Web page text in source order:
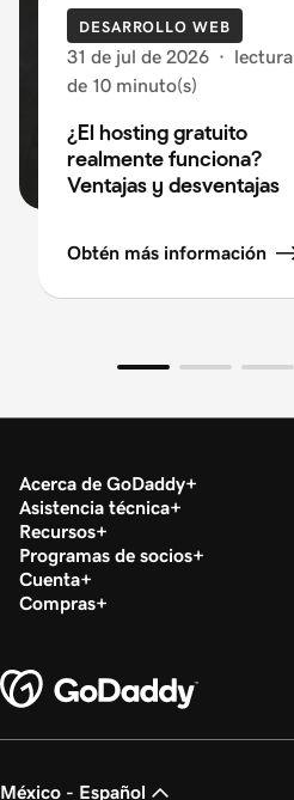
DESARROLLO WEB
31 de jul de 2026 · lectura
de 10 minuto(s)
¿El hosting gratuito
realmente funciona?
Ventajas y desventajas
Obtén más información
Acerca de GoDaddy
Asistencia técnica
Recursos
Programas de socios
Cuenta
Compras
México - Español